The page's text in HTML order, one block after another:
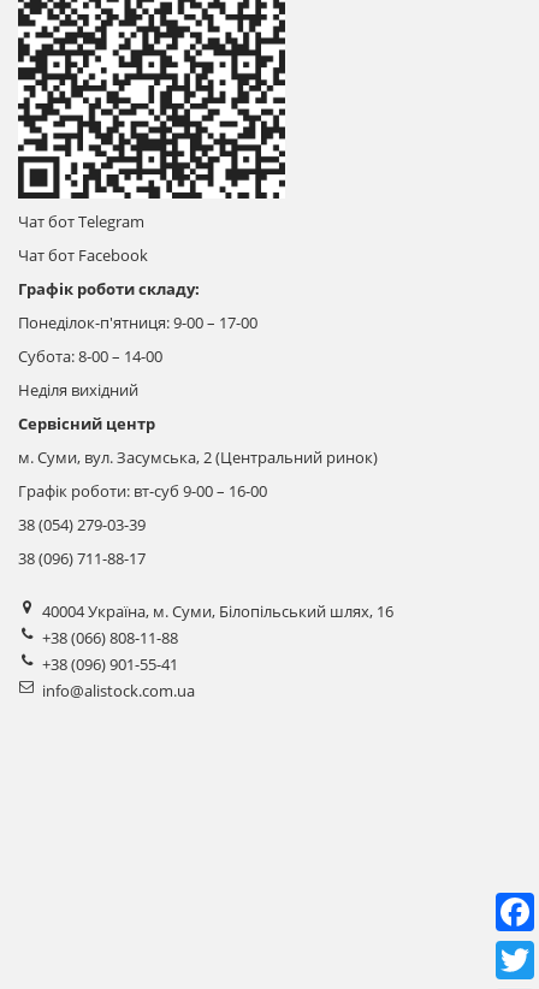
Чат ботTelegram
Чат бот Facebook
Графік роботи складу:
Понеділок-п'ятниця: 9-00 – 17-00
Субота: 8-00 – 14-00
Неділя вихідний
Сервісний центр
м. Суми, вул. Засумська, 2 (Центральний ринок)
Графік роботи: вт-суб 9-00 – 16-00
38 (054) 279-03-39
38 (096) 711-88-17
40004 Україна, м. Суми, Білопільський шлях, 16
+38 (066) 808-11-88
+38 (096) 901-55-41
info@alistock.com.ua